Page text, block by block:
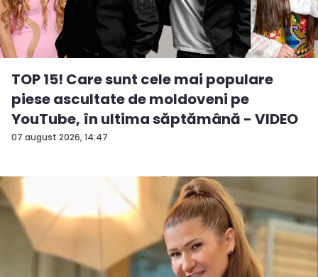
07 august 2026, 14:47
TOP 15! Care sunt cele mai populare
piese ascultate de moldoveni pe
YouTube, în ultima săptămână - VIDEO